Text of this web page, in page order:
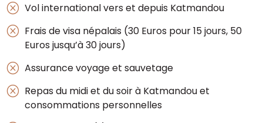
Vol international vers et depuis Katmandou
Frais de visa népalais (30 Euros pour 15 jours, 50
Euros jusqu’à 30 jours)
Assurance voyage et sauvetage
Repas du midi et du soir à Katmandou et
consommations personnelles